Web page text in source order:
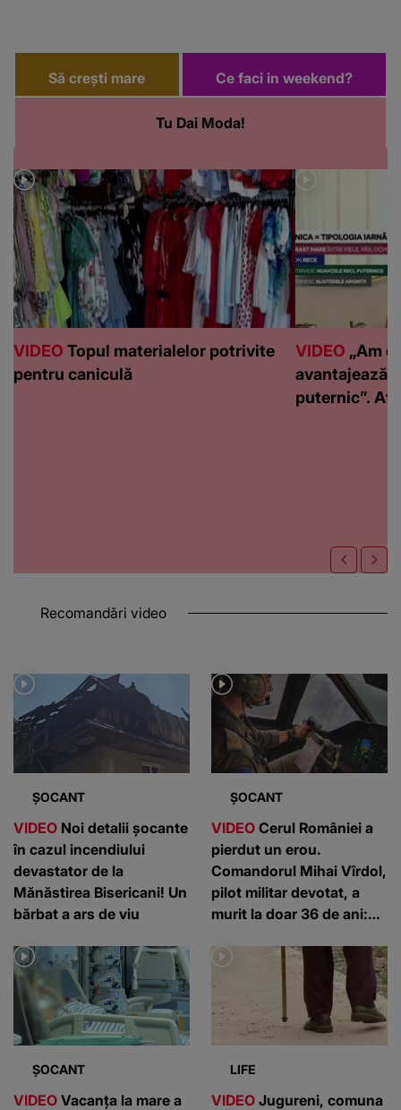
Să crești mare
Tu Dai Moda!
Ce faci in weekend?
VIDEO Topul materialelor potrivite
pentru caniculă
VIDEO „Am
avantajează
puternic”.
Recomandări video
ȘOCANT
VIDEO Noi detalii șocante
în cazul incendiului
devastator de la
Mănăstirea Bisericani! Un
bărbat a ars de viu
ȘOCANT
VIDEO Cerul României a
pierdut un erou.
Comandorul Mihai Vîrdol,
pilot militar devotat, a
murit la doar 36 de ani:
ȘOCANT
VIDEO Vacanța la mare a
LIFE
VIDEO Jugureni, comuna